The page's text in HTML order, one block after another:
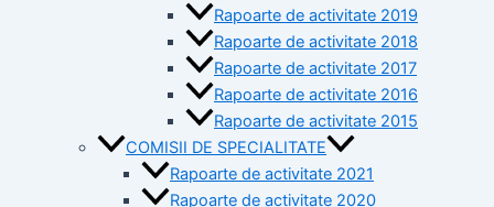
Rapoarte de activitate 2019
Rapoarte de activitate 2018
Rapoarte de activitate 2017
Rapoarte de activitate 2016
Rapoarte de activitate 2015
COMISII DE SPECIALITATE
Rapoarte de activitate 2021
Rapoarte de activitate 2020